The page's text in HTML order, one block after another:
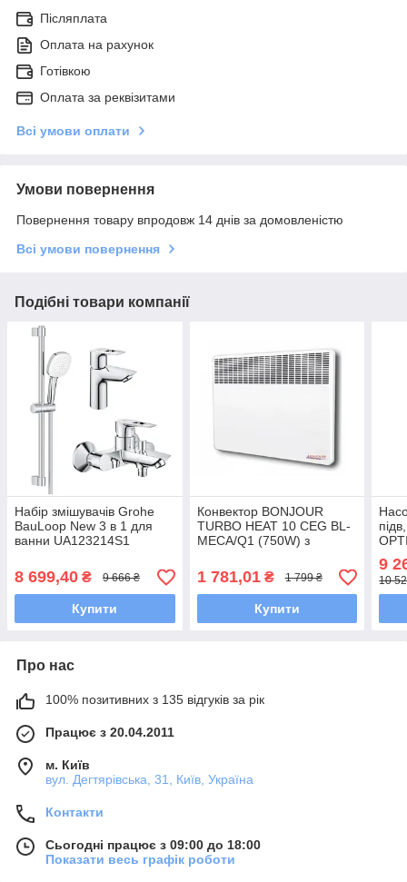
Післяплата
Оплата на рахунок
Готівкою
Оплата за реквізитами
Всі умови оплати
Умови повернення
Повернення товару впродовж 14 днів за домовленістю
Всі умови повернення
Подібні товари компанії
Набір змішувачів Grohe
BauLoop New 3 в 1 для
ванни UA123214S1
8 699,40 ₴ 9 666 ₴
Купити
Конвектор BONJOUR
TURBO HEAT 10 CEG BL-
MECA/Q1 (750W) з
1 781,01₴ 1 799 ₴
Купити
кВт
15м
9
10
Про нас
100% позитивних з 135 відгуків за рік
Працює з 20.04.2011
м. Київ
вул. Дегтярівська, 31, Київ, Україна
Контакти
Сьогодні працює з 09:00 до 18:00
Показати весь графік роботи